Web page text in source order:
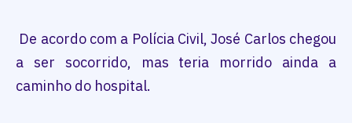
De acordo com a Polícia Civil, José Carlos chegou
a ser socorrido, mas teria morrido ainda a
caminho do hospital.